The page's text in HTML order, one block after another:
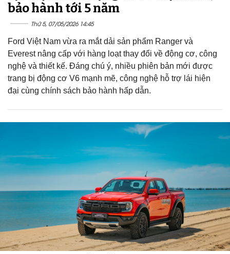
bảo hành tới 5 năm
Thứ 5, 07/05/2026 14:45
Ford Việt Nam vừa ra mắt dải sản phẩm Ranger và
Everest nâng cấp với hàng loạt thay đổi về động cơ, công
nghệ và thiết kế. Đáng chú ý, nhiều phiên bản mới được
trang bị động cơ V6 mạnh mẽ, công nghệ hỗ trợ lái hiện
đại cùng chính sách bảo hành hấp dẫn.